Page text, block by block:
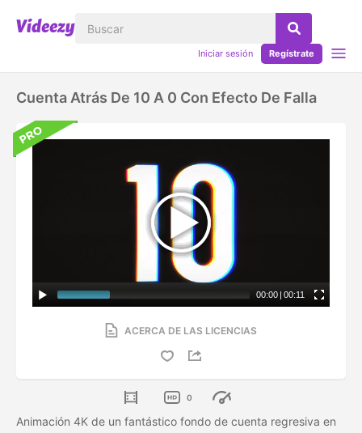
Iniciar sesión Regístrate
Cuenta Atrás De 10 A 0 Con Efecto De Falla
00:00 | 00:11
ACERCA DE LAS LICENCIAS
0
Animación 4K de un fantástico fondo de cuenta regresiva en